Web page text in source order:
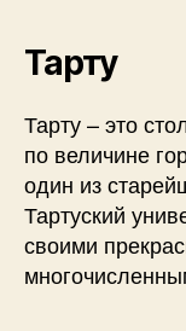
Тарту
Тарту – это
по величине
один из
Тартуский
своими